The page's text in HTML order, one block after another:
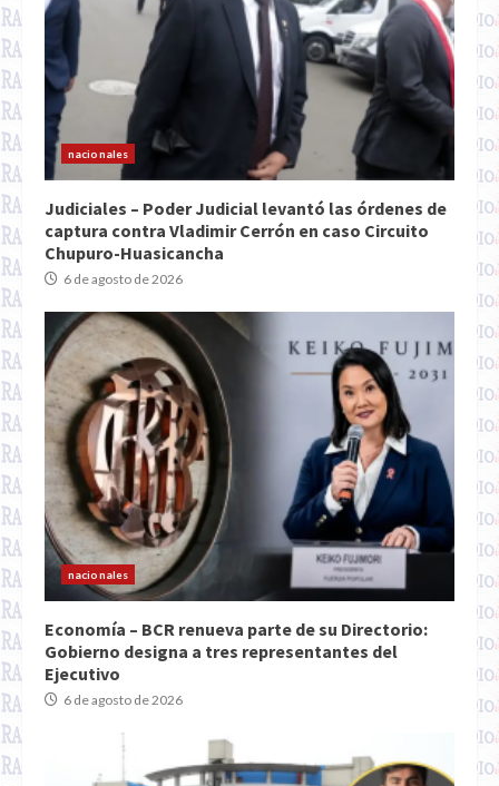
nacionales
Judiciales – Poder Judicial levantó las órdenes de
captura contra Vladimir Cerrón en caso Circuito
Chupuro-Huasicancha
6 de agosto de 2026
nacionales
Economía – BCR renueva parte de su Directorio:
Gobierno designa a tres representantes del
Ejecutivo
6 de agosto de 2026